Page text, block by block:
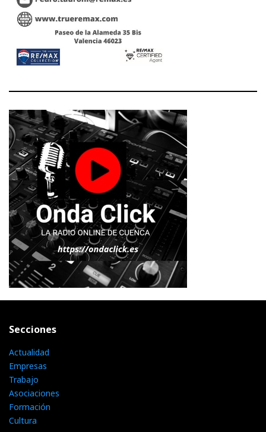
Secciones
Actualidad
Empresas
Trabajo
Asociaciones
Formación
Cultura